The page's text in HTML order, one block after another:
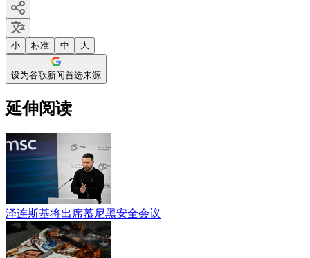
小 标准 中 大
设为谷歌新闻首选来源
延伸阅读
泽连斯基将出席慕尼黑安全会议